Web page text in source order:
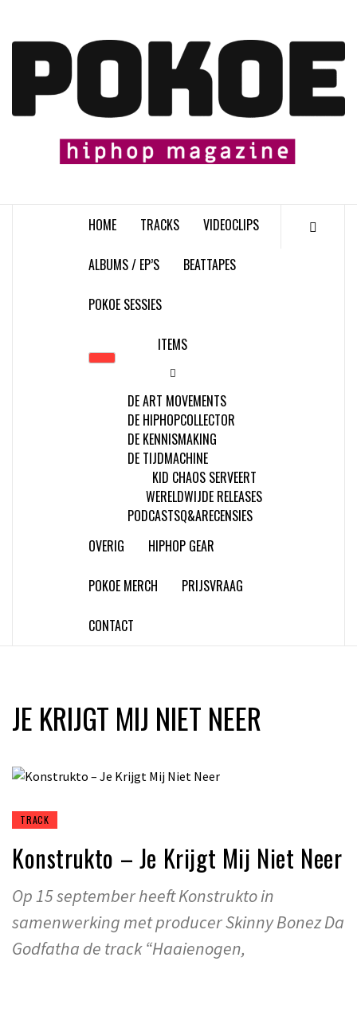
content
HOME TRACKS VIDEOCLIPS
ALBUMS / EP’S BEATTAPES
POKOE SESSIES
ITEMS
DE ART MOVEMENTS
DE HIPHOPCOLLECTOR
DE KENNISMAKING
DE TIJDMACHINE
KID CHAOS SERVEERT
WERELDWIJDE RELEASES
PODCASTSQ&ARECENSIES
OVERIG
HIPHOP GEAR
POKOE MERCH PRIJSVRAAG
CONTACT
JE KRIJGT MIJ NIET NEER
TRACK
Konstrukto – Je Krijgt Mij Niet Neer
Op 15 september heeft Konstrukto in
samenwerking met producer Skinny Bonez Da
Godfatha de track “Haaienogen,